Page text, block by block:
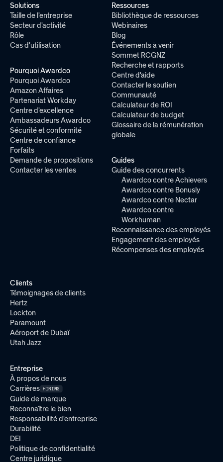
Solutions
Taille de l'entreprise
Secteur d'activité
Rôle
Cas d'utilisation
Pourquoi Awardco
Pourquoi Awardco
Amazon Affaires
Partenariat Workday
Centre d'excellence
Ambassadeurs Awardco
Sécurité et conformité
Centre de confiance
Forfaits
Demande de propositions
Contacter les ventes
Ressources
Bibliothèque de ressources
Webinaires
Blog
Événements à venir
Sommet RCGNZ
Recherche et rapports
Centre d'aide
Contacter le soutien
Communauté
Calculateur de ROI
Calculateur de budget
Glossaire de la rémunération
globale
Guides
Guide des concurrents
Awardco contre Achievers
Awardco contre Bonusly
Awardco contre Nectar
Awardco contre
Workhuman
Reconnaissance des employés
Engagement des employés
Récompenses des employés
Clients
Témoignages de clients
Hertz
Lockton
Paramount
Aéroport de Dubaï
Utah Jazz
Entreprise
À propos de nous
Carrières HIRING
Guide de marque
Reconnaître le bien
Responsabilité d'entreprise
Durabilité
DEI
Politique de confidentialité
Centre juridique